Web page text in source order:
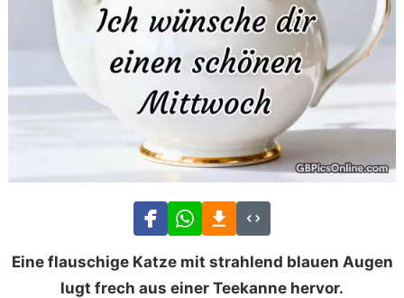
Eine flauschige Katze mit strahlend blauen Augen
lugt frech aus einer Teekanne hervor.